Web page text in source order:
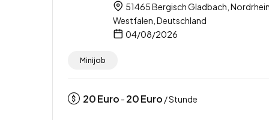
51465 Bergisch Gladbach,
Westfalen, Deutschland
04/08/2026
Minijob
20Euro - 20Euro / Stunde